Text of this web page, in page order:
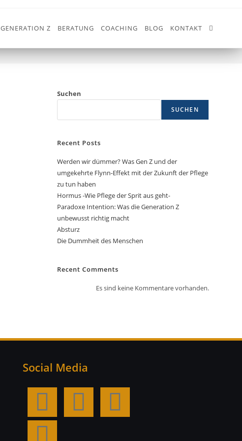
GENERATION Z BERATUNG COACHING BLOG KONTAKT
> ZUKUNFTSCAFÉ
Suchen
SUCHEN
Recent Posts
Werden wir dümmer? Was Gen Z und der
umgekehrte Flynn-Effekt mit der Zukunft der Pflege
zu tun haben
Hormus -Wie Pflege der Sprit aus geht-
Paradoxe Intention: Was die Generation Z
unbewusst richtig macht
Absturz
Die Dummheit des Menschen
Recent Comments
Es sind keine Kommentare vorhanden.
Social Media